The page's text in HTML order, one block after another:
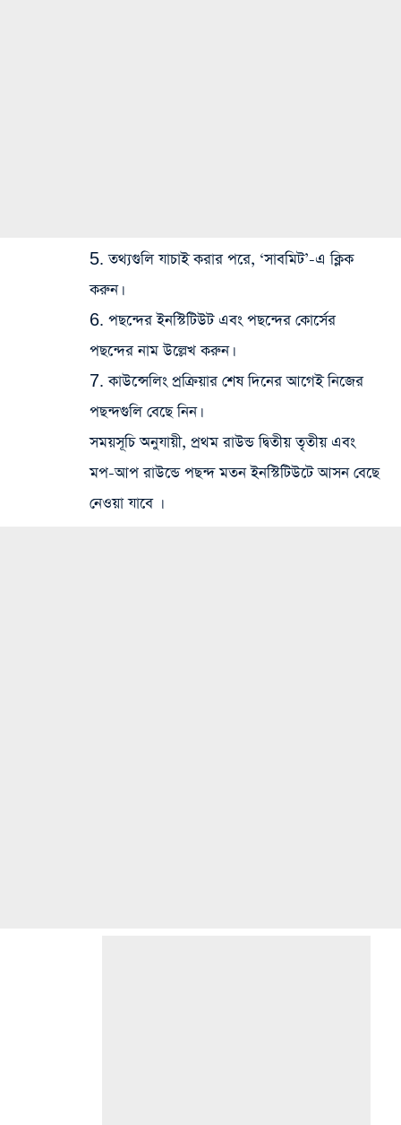
5. তথ্যগুলি যাচাই করার পরে, ‘সাবমিট’-এ ক্লিক
করুন।
6. পছন্দের ইনস্টিটিউট এবং পছন্দের কোর্সের
পছন্দের নাম উল্লেখ করুন।
7. কাউন্সেলিং প্রক্রিয়ার শেষ দিনের আগেই নিজের
পছন্দগুলি বেছে নিন।
সময়সূচি অনুযায়ী, প্রথম রাউন্ড দ্বিতীয় তৃতীয় এবং
মপ‌-আপ রাউন্ডে পছন্দ মতন ইনস্টিটিউটে আসন বেছে
নেওয়া যাবে ।